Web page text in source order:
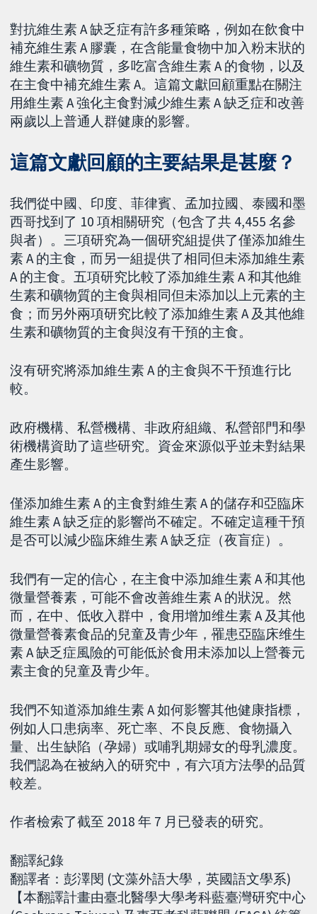
對抗維生素 A 缺乏症有許多種策略，例如在飲食中
補充維生素 A 膠囊，在含能量食物中加入粉末狀的
維生素和礦物質，多吃富含維生素 A 的食物，以及
在主食中補充維生素 A。這篇文獻回顧重點在關注
用維生素 A 強化主食對減少維生素 A 缺乏症和改善
兩歲以上普通人群健康的影響。
這篇文獻回顧的主要結果是甚麼？
我們從中國、印度、菲律賓、孟加拉國、泰國和墨
西哥找到了 10 項相關研究（包含了共 4,455 名參
與者）。三項研究為一個研究組提供了僅添加維生
素 A 的主食，而另一組提供了相同但未添加維生素
A 的主食。五項研究比較了添加維生素 A 和其他維
生素和礦物質的主食與相同但未添加以上元素的主
食；而另外兩項研究比較了添加維生素 A 及其他維
生素和礦物質的主食與沒有干預的主食。
沒有研究將添加維生素 A 的主食與不干預進行比
較。
政府機構、私營機構、非政府組織、私營部門和學
術機構資助了這些研究。資金來源似乎並未對結果
產生影響。
僅添加維生素 A 的主食對維生素 A 的儲存和亞臨床
維生素 A 缺乏症的影響尚不確定。不確定這種干預
是否可以減少臨床維生素 A 缺乏症（夜盲症）。
我們有一定的信心，在主食中添加維生素 A 和其他
微量營養素，可能不會改善維生素 A 的狀況。然
而，在中、低收入群中，食用增加维生素 A 及其他
微量營養素食品的兒童及青少年，罹患亞臨床维生
素 A 缺乏症風險的可能低於食用未添加以上營養元
素主食的兒童及青少年。
我們不知道添加維生素 A 如何影響其他健康指標，
例如人口患病率、死亡率、不良反應、食物攝入
量、出生缺陷（孕婦）或哺乳期婦女的母乳濃度。
我們認為在被納入的研究中，有六項方法學的品質
較差。
作者檢索了截至 2018 年 7 月已發表的研究。
翻譯紀錄
翻譯者：彭澤閔 (文藻外語大學，英國語文學系)
【本翻譯計畫由臺北醫學大學考科藍臺灣研究中心